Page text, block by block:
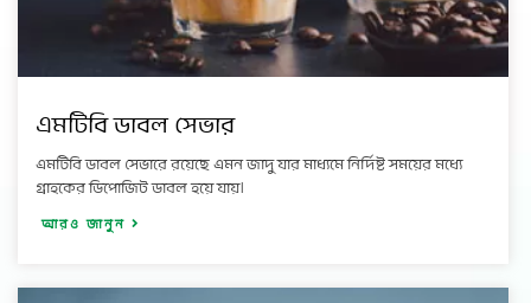
এমটিবি ডাবল সেভার
এমটিবি ডাবল সেভারে রয়েছে এমন জাদু যার মাধ্যমে নির্দিষ্ট সময়ের মধ্যে
গ্রাহকের ডিপোজিট ডাবল হয়ে যায়।
আরও জানুন